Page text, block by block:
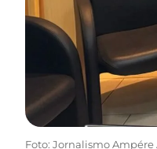
Foto: Jornalismo Ampére